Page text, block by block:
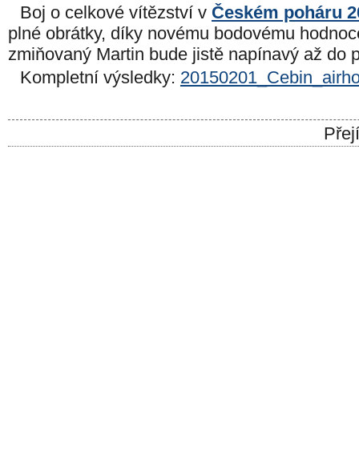
Boj o celkové vítězství v Českém poháru
plné obrátky, díky novému bodovému
zmiňovaný Martin bude jistě napínavý až do
Kompletní výsledky: